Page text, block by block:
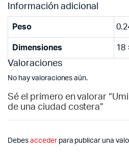
Información adicional
Peso
Dimensiones 18
Valoraciones
No hay valoraciones aún.
Sé el primero en valorar
de una ciudad costera”
Debes accederpara publicar una